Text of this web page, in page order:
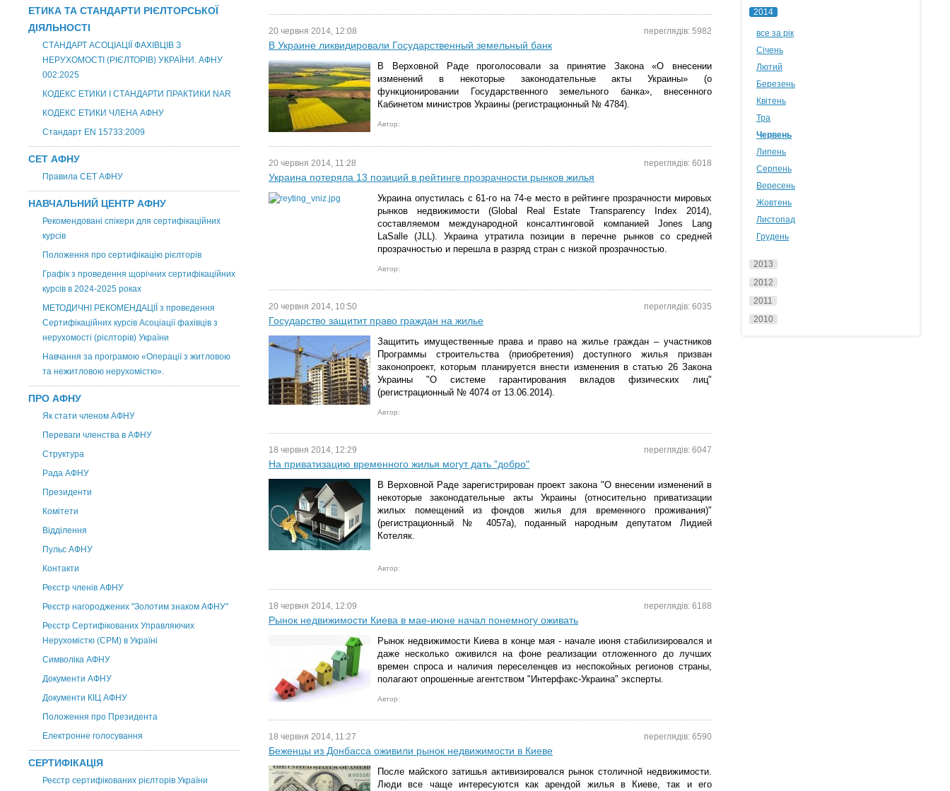
ЕТИКА ТА СТАНДАРТИ РІЄЛТОРСЬКОЇ
ДІЯЛЬНОСТІ
СТАНДАРТ АСОЦІАЦІЇ ФАХІВЦІВ З
НЕРУХОМОСТІ (РІЄЛТОРІВ) УКРАЇНИ. АФНУ
002:2025
КОДЕКС ЕТИКИ І СТАНДАРТИ ПРАКТИКИ NAR
КОДЕКС ЕТИКИ ЧЛЕНА АФНУ
Стандарт EN 15733:2009
СЕТ АФНУ
Правила СЕТ АФНУ
НАВЧАЛЬНИЙ ЦЕНТР АФНУ
Рекомендовані спікери для сертифікаційних
курсів
Положення про сертифікацію рієлторів
Графік з проведення щорічних сертифікаційних
курсів в 2024-2025 роках
МЕТОДИЧНІ РЕКОМЕНДАЦІЇ з проведення
Сертифікаційних курсів Асоціації фахівців з
нерухомості (рієлторів) України
Навчання за програмою «Операції з житловою
та нежитловою нерухомістю».
ПРО АФНУ
Як стати членом АФНУ
Переваги членства в АФНУ
Структура
Рада АФНУ
Президенти
Комітети
Відділення
Пульс АФНУ
Контакти
Реєстр членів АФНУ
Реєстр нагороджених "Золотим знаком АФНУ"
Реєстр Сертифікованих Управляючих
Нерухомістю (CPM) в Україні
Символіка АФНУ
Документи АФНУ
Документи КІЦ АФНУ
Положення про Президента
Електронне голосування
СЕРТИФІКАЦІЯ
Реєстр сертифікованих рієлторів України
20 червня 2014, 12:08 переглядів: 5982
В Украине ликвидировали Государственный земельный банк
В Верховной Раде проголосовали за принятие Закона «О внесении
изменений в некоторые законодательные акты Украины» (о
функционировании Государственного земельного банка», внесенного
Кабинетом министров Украины (регистрационный № 4784).
Автор:
20 червня 2014, 11:28 переглядів: 6018
Украина потеряла 13 позиций в рейтинге прозрачности рынков жилья
Украина опустилась с 61-го на 74-е место в рейтинге прозрачности мировых
рынков недвижимости (Global Real Estate Transparency Index 2014),
составляемом международной консалтинговой компанией Jones Lang
LaSalle (JLL). Украина утратила позиции в перечне рынков со средней
прозрачностью и перешла в разряд стран с низкой прозрачностью.
Автор:
20 червня 2014, 10:50 переглядів: 6035
Государство защитит право граждан на жилье
Защитить имущественные права и право на жилье граждан – участников
Программы строительства (приобретения) доступного жилья призван
законопроект, которым планируется внести изменения в статью 26 Закона
Украины "О системе гарантирования вкладов физических лиц"
(регистрационный № 4074 от 13.06.2014).
Автор:
18 червня 2014, 12:29 переглядів: 6047
На приватизацию временного жилья могут дать "добро"
В Верховной Раде зарегистрирован проект закона "О внесении изменений в
некоторые законодательные акты Украины (относительно приватизации
жилых помещений из фондов жилья для временного проживания)"
(регистрационный № 4057а), поданный народным депутатом Лидией
Котеляк.
Автор:
18 червня 2014, 12:09 переглядів: 6188
Рынок недвижимости Киева в мае-июне начал понемногу оживать
Рынок недвижимости Киева в конце мая - начале июня стабилизировался и
даже несколько оживился на фоне реализации отложенного до лучших
времен спроса и наличия переселенцев из неспокойных регионов страны,
полагают опрошенные агентством "Интерфакс-Украина" эксперты.
Автор:
18 червня 2014, 11:27 переглядів: 6590
Беженцы из Донбасса оживили рынок недвижимости в Киеве
После майского затишья активизировался рынок столичной недвижимости.
Люди все чаще интересуются как арендой жилья в Киеве, так и его
2014
все за рік
Січень
Лютий
Березень
Квітень
Тра
Червень
Липень
Серпень
Вересень
Жовтень
Листопад
Грудень
2013
2012
2011
2010